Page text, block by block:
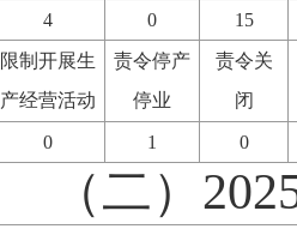
4 0 15
限制开展生
产经营活动
责令停产
停业
责令关
闭
0 1 0
（二）